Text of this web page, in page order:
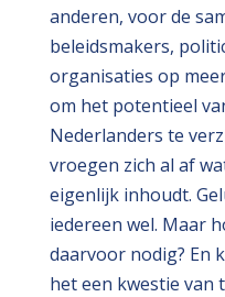
anderen, voor de
beleidsmakers,
organisaties op
om het potentieel
Nederlanders te
vroegen zich al af
eigenlijk inhoudt.
iedereen wel. Maar
daarvoor nodig? En
het een kwestie van